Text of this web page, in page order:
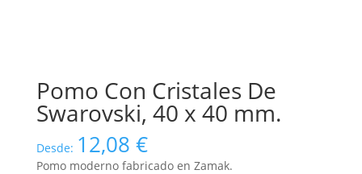
Pomo Con Cristales De
Swarovski, 40 x 40 mm.
Desde: 12,08 €
Pomo moderno fabricado en Zamak.